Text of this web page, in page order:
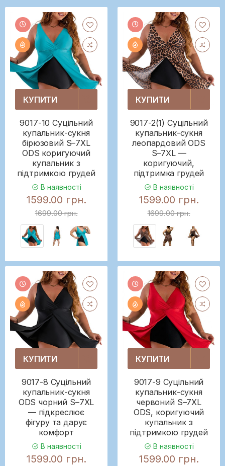
КУПИТИ
9017-10 Суцільний
купальник-сукня
бірюзовий S–7XL
ODS коригуючий
купальник з
підтримкою грудей
В наявності
1599.00 грн.
1699.00 грн.
КУПИТИ
9017-2(1) Суцільний
купальник-сукня
леопардовий ODS
S–7XL —
коригуючий,
підтримка грудей
В наявності
1599.00 грн.
1699.00 грн.
КУПИТИ
9017-8 Суцільний
купальник-сукня
ODS чорний S–7XL
— підкреслює
фігуру та дарує
комфорт
В наявності
1599.00 грн.
КУПИТИ
9017-9 Суцільний
купальник-сукня
червоний S–7XL
ODS, коригуючий
купальник з
підтримкою грудей
В наявності
1599.00 грн.